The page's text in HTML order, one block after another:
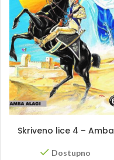
Skriveno lice 4 – Amba
Dostupno